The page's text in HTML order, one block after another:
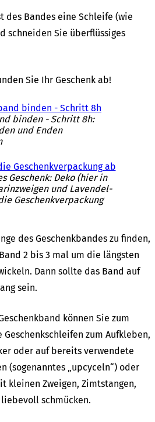
des Bandes eine Schlei­fe (wie
schnei­den Sie über­flüs­si­ges
Sie Ihr Geschenk ab!
binden - Schritt 8h:
und Enden
Geschenk: Deko (hier in
und Laven­del­
Geschenk­ver­pa­ckung
des Geschenk­ban­des zu finden,
2 bis 3 mal um die längs­ten
Dann soll­te das Band auf
sein.
können Sie zum
zum Aufkle­ben,
oder auf bereits verwen­de­te
(soge­nann­tes „upcy­celn“) oder
klei­nen Zwei­gen, Zimt­stan­gen,
schmü­cken.